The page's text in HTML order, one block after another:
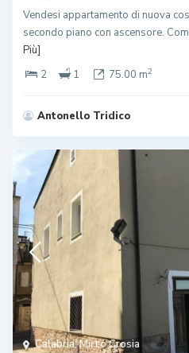
Vendesi appartamento di nuova
secondo piano con ascensore.
Più]
2
1 75.00 m2
Antonello Tridico
Calabria,Mirto Crosia